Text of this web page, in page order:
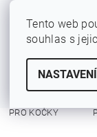
PRO KOČKY
Tento web
souhlas s
NASTAVENÍ